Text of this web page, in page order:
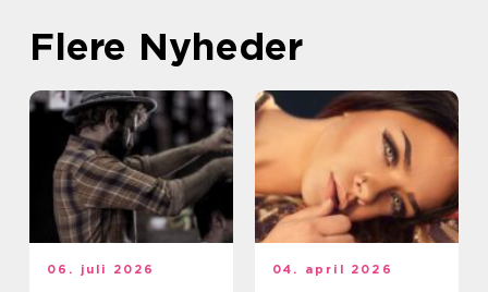
Flere Nyheder
06. juli 2026 04. april 2026